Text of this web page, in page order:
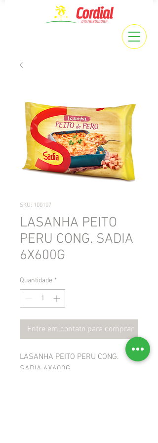
SKU: 100107
LASANHA PEITO
PERU CONG. SADIA
6X600G
Quantidade *
Entre em contato para comprar
LASANHA PEITO PERU CONG.
SADIA 6X600G